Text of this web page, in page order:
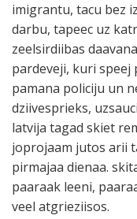
imigrantu, tacu bez
darbu, tapeec uz
zeelsirdiibas
pardeveji, kuri speej
pamana policiju un
dziivesprieks,
latvija tagad skiet
joprojaam jutos arii
pirmajaa dienaa.
paaraak leeni,
veel atgrieziisos.